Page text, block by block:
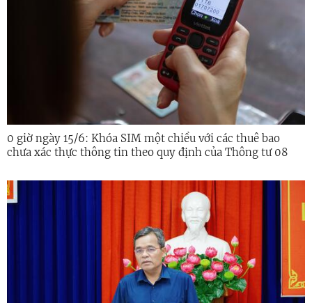
0 giờ ngày 15/6: Khóa SIM một chiều với các thuê bao
chưa xác thực thông tin theo quy định của Thông tư 08